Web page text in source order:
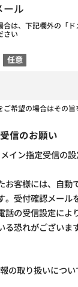
ール
合は、下記欄外の「
さい
任意
ご希望の場合はその
信のお願い
イン指定受信の
お客様には、自動
。受付確認メール
話の受信設定によ
る恐れがございま
の取り扱いにつ